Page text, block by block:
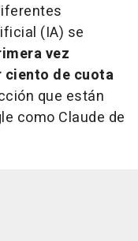
(IA) se
vez
ciento de cuota
que están
como Claude de